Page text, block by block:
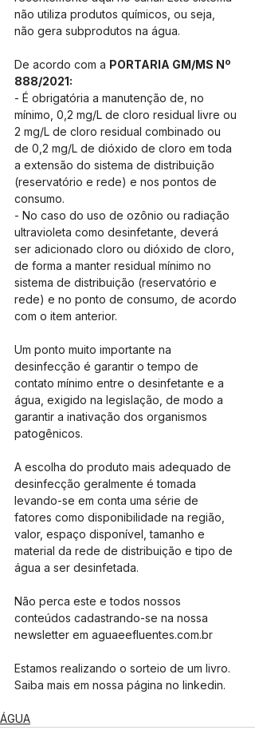
não utiliza produtos químicos, ou seja,
não gera subprodutos na água.
De acordo com a PORTARIA GM/MS Nº
888/2021:
- É obrigatória a manutenção de, no
mínimo, 0,2 mg/L de cloro residual livre ou
2 mg/L de cloro residual combinado ou
de 0,2 mg/L de dióxido de cloro em toda
a extensão do sistema de distribuição
(reservatório e rede) e nos pontos de
consumo.
- No caso do uso de ozônio ou radiação
ultravioleta como desinfetante, deverá
ser adicionado cloro ou dióxido de cloro,
de forma a manter residual mínimo no
sistema de distribuição (reservatório e
rede) e no ponto de consumo, de acordo
com o item anterior.
Um ponto muito importante na
desinfecção é garantir o tempo de
contato mínimo entre o desinfetante e a
água, exigido na legislação, de modo a
garantir a inativação dos organismos
patogênicos.
A escolha do produto mais adequado de
desinfecção geralmente é tomada
levando-se em conta uma série de
fatores como disponibilidade na região,
valor, espaço disponível, tamanho e
material da rede de distribuição e tipo de
água a ser desinfetada.
Não perca este e todos nossos
conteúdos cadastrando-se na nossa
newsletter em aguaeefluentes.com.br
Estamos realizando o sorteio de um livro.
Saiba mais em nossa página no linkedin.
ÁGUA